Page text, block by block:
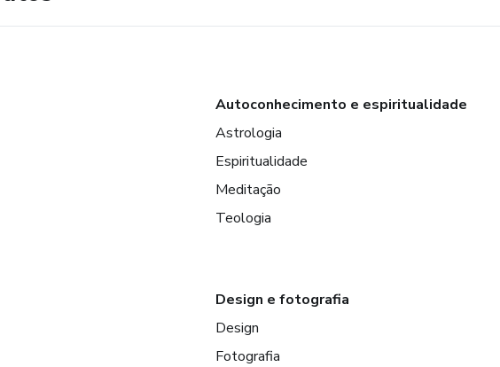
Autoconhecimento e espiritualidade
Astrologia
Espiritualidade
Meditação
Teologia
Design e fotografia
Design
Fotografia